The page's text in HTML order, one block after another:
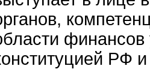
финансов
РФ